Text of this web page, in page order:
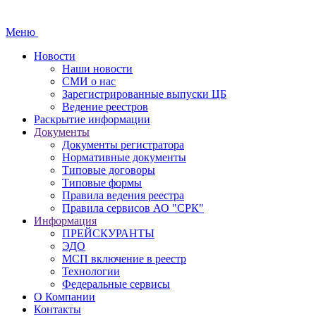
Меню
Новости
Наши новости
СМИ о нас
Зарегистрированные выпуски ЦБ
Ведение реестров
Раскрытие информации
Документы
Документы регистратора
Нормативные документы
Типовые договоры
Типовые формы
Правила ведения реестра
Правила сервисов АО "СРК"
Информация
ПРЕЙСКУРАНТЫ
ЭДО
МСП включение в реестр
Технологии
Федеральные сервисы
О Компании
Контакты